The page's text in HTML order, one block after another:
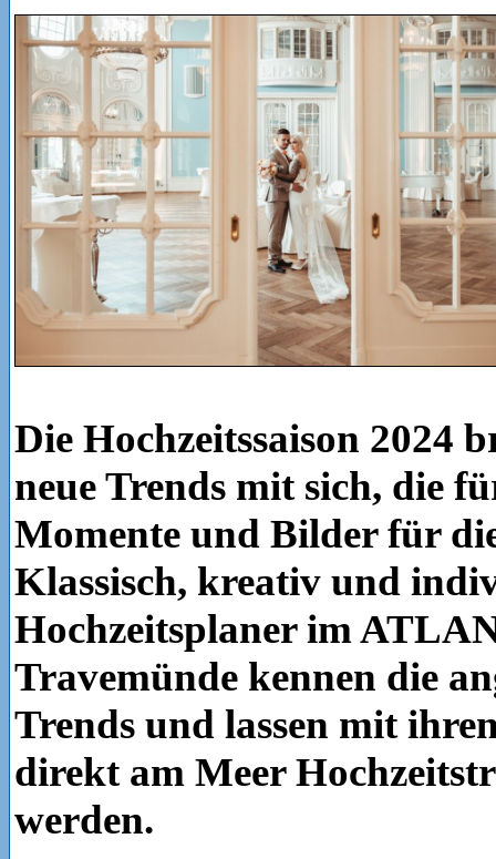
Die Hochzeitssaison 2024
neue Trends mit sich, die
Momente und Bilder für
Klassisch, kreativ und
Hochzeitsplaner im
Travemünde kennen die
Trends und lassen mit
direkt am Meer
werden.